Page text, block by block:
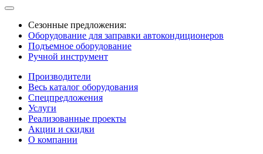
Сезонные предложения:
Оборудование для заправки автокондиционеров
Подъемное оборудование
Ручной инструмент
Производители
Весь каталог оборудования
Спецпредложения
Услуги
Реализованные проекты
Акции и скидки
О компании